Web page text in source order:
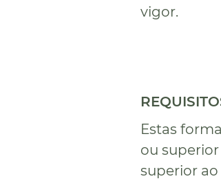
vigor.
Estas
ou
superior ao